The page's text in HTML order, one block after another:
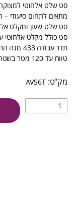
סט שלט אלחוטי
מתאים לתחום סיעודי –
סט שלט שעון ומקלט
סט כולל מקלט אלחוטי
תדר עבודה 433 מגה הרץ
טווח עד 120 מטר בשטח פתוח
AVS6T